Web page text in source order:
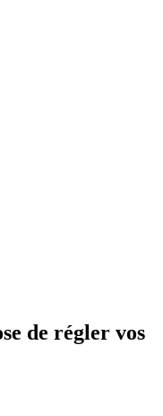
de régler vos